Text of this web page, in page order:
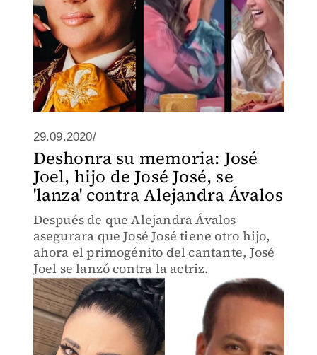
29.09.2020/
Deshonra su memoria: José
Joel, hijo de José José, se
'lanza' contra Alejandra Ávalos
Después de que Alejandra Ávalos
asegurara que José José tiene otro hijo,
ahora el primogénito del cantante, José
Joel se lanzó contra la actriz.